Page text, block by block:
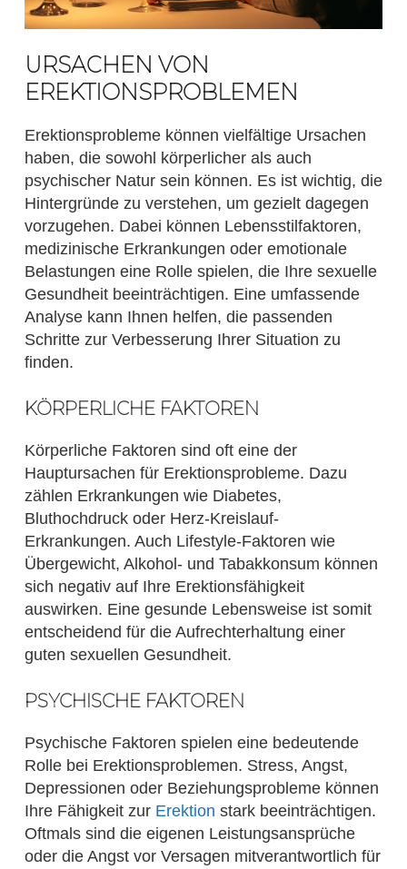
URSACHEN VON
EREKTIONSPROBLEMEN
Erektionsprobleme können vielfältige Ursachen
haben, die sowohl körperlicher als auch
psychischer Natur sein können. Es ist wichtig, die
Hintergründe zu verstehen, um gezielt dagegen
vorzugehen. Dabei können Lebensstilfaktoren,
medizinische Erkrankungen oder emotionale
Belastungen eine Rolle spielen, die Ihre sexuelle
Gesundheit beeinträchtigen. Eine umfassende
Analyse kann Ihnen helfen, die passenden
Schritte zur Verbesserung Ihrer Situation zu
finden.
KÖRPERLICHE FAKTOREN
Körperliche Faktoren sind oft eine der
Hauptursachen für Erektionsprobleme. Dazu
zählen Erkrankungen wie Diabetes,
Bluthochdruck oder Herz-Kreislauf-
Erkrankungen. Auch Lifestyle-Faktoren wie
Übergewicht, Alkohol- und Tabakkonsum können
sich negativ auf Ihre Erektionsfähigkeit
auswirken. Eine gesunde Lebensweise ist somit
entscheidend für die Aufrechterhaltung einer
guten sexuellen Gesundheit.
PSYCHISCHE FAKTOREN
Psychische Faktoren spielen eine bedeutende
Rolle bei Erektionsproblemen. Stress, Angst,
Depressionen oder Beziehungsprobleme können
Ihre Fähigkeit zur Erektion stark beeinträchtigen.
Oftmals sind die eigenen Leistungsansprüche
oder die Angst vor Versagen mitverantwortlich für